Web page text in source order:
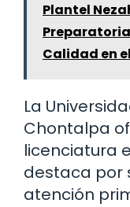
Plantel
Calidad en
La
Chontalpa
licenciatura
destaca por
atención